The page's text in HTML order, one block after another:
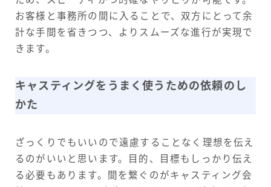
お客様と事務所の間に入ることで、双方にとって余
計な手間を省きつつ、よりスムーズな進行が実現で
きます。
キャスティングをうまく使うための依頼のし
かた
ざっくりでもいいので遠慮することなく理想を伝え
るのがいいと思います。目的、目標もしっかり伝え
る必要もあります。間を繋ぐのがキャスティング会